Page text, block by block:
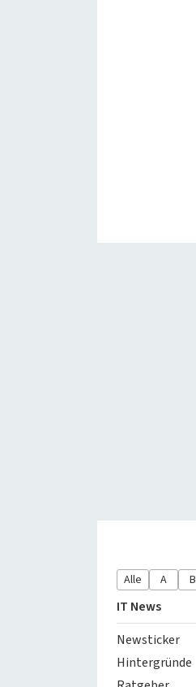
Alle A B
IT News
Newsticker
Hintergründe